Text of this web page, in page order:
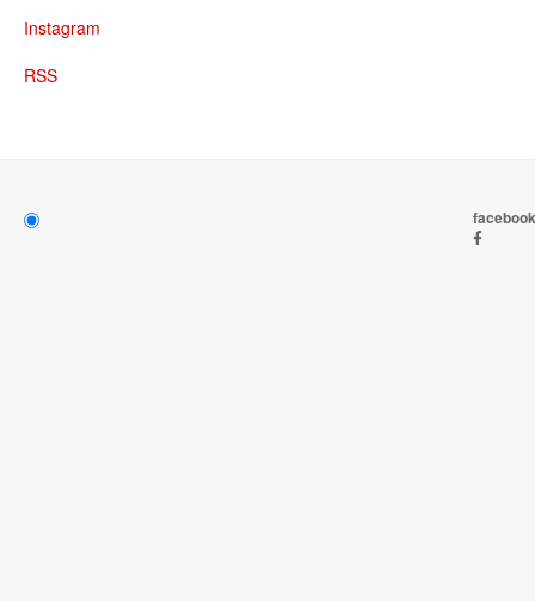
Instagram
RSS
facebook